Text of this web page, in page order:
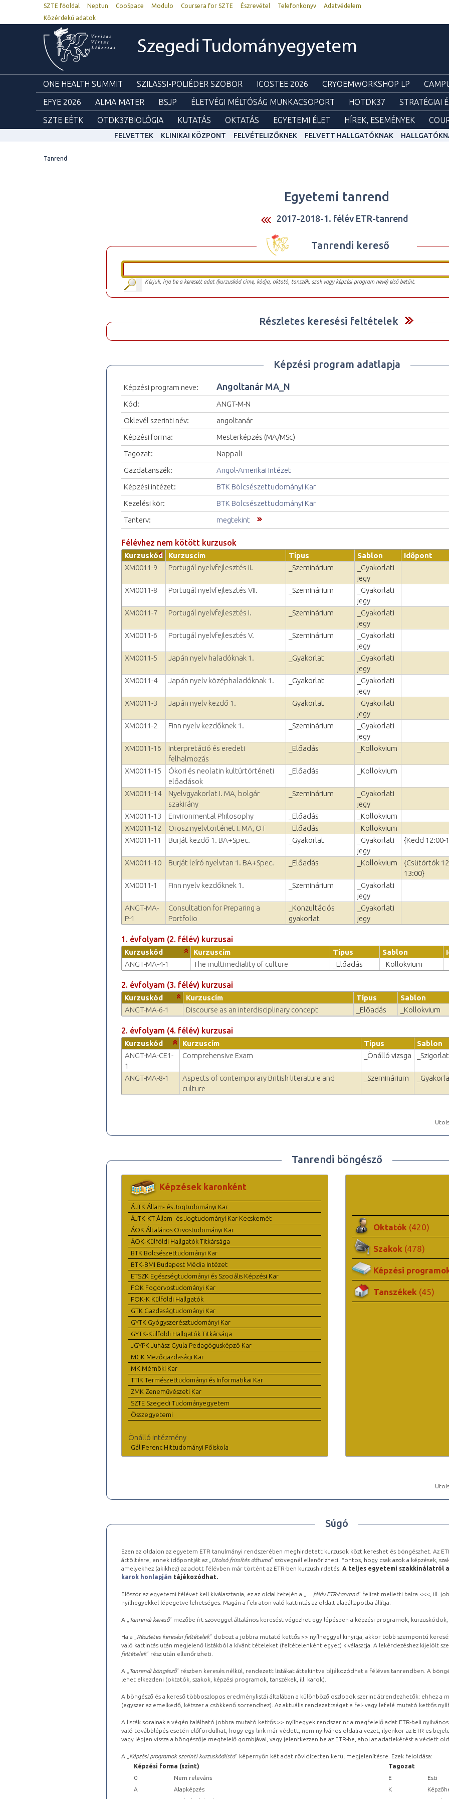
SZTE főoldal Neptun CooSpace Modulo Coursera for SZTE Észrevétel Telefonkönyv
Adatvédelem
Közérdekű adatok
Szegedi Tudományegyetem
ONE HEALTH SUMMIT SZILASSI-POLIÉDER SZOBOR ICOSTEE 2026 CRYOEMWORKSHOP LP
EFYE 2026
ALMA MATER BSJP ÉLETVÉGI MÉLTÓSÁG MUNKACSOPORT HOTDK37 STRATÉGIAI
SZTE EÉTK
OTDK37BIOLÓGIA KUTATÁS OKTATÁS EGYETEMI ÉLET HÍREK, ESEMÉNYEK
FELVETTEK KLINIKAI KÖZPONT FELVÉTELIZŐKNEK FELVETT HALLGATÓKNAK
Tanrend
Egyetemi tanrend
2017-2018-1. félév ETR-tanrend
Tanrendi kereső
Kérjük, írja be a keresett adat (kurzuskód címe, kódja, oktató, tanszék, szak vagy képzési program neve) első betűit.
Részletes keresési feltételek
Képzési program adatlapja
Képzési program neve: Angoltanár MA_N
Kód:
ANGT-M-N
Oklevél szerinti név:
angoltanár
Képzési forma:
Mesterképzés (MA/MSc)
Tagozat:
Nappali
Gazdatanszék:
Angol-Amerikai Intézet
Képzési intézet:
BTK Bölcsészettudományi Kar
Kezelési kör:
BTK Bölcsészettudományi Kar
Tanterv:
megtekint
Félévhez nem kötött kurzusok
Kurzuskód Kurzuscím Típus Sablon Időpont
XM0011-9
Portugál nyelvfejlesztés II. _Szeminárium
_Gyakorlati
jegy
XM0011-8
Portugál nyelvfejlesztés VII. _Szeminárium
_Gyakorlati
jegy
XM0011-7
Portugál nyelvfejlesztés I. _Szeminárium
_Gyakorlati
jegy
XM0011-6
Portugál nyelvfejlesztés V. _Szeminárium
_Gyakorlati
jegy
XM0011-5
Japán nyelv haladóknak 1. _Gyakorlat
_Gyakorlati
jegy
XM0011-4
Japán nyelv középhaladóknak 1. _Gyakorlat
_Gyakorlati
jegy
XM0011-3
Japán nyelv kezdő 1. _Gyakorlat
_Gyakorlati
jegy
XM0011-2
Finn nyelv kezdőknek 1. _Szeminárium
_Gyakorlati
jegy
XM0011-16
Interpretáció és eredeti
felhalmozás
_Előadás _Kollokvium
XM0011-15
Ókori és neolatin kultúrtörténeti
előadások
_Előadás _Kollokvium
XM0011-14
Nyelvgyakorlat I. MA, bolgár
szakirány
_Szeminárium
_Gyakorlati
jegy
XM0011-13
Environmental Philosophy _Előadás
_Kollokvium
XM0011-12
Orosz nyelvtörténet I. MA, OT _Előadás
_Kollokvium
XM0011-11
Burját kezdő 1. BA+Spec. _Gyakorlat
_Gyakorlati
jegy
{Kedd 12:00-
XM0011-10
Burját leíró nyelvtan 1. BA+Spec. _Előadás _Kollokvium
{Csütörtök
13:00}
XM0011-1
Finn nyelv kezdőknek 1. _Szeminárium
_Gyakorlati
jegy
ANGT-MA-
P-1
Consultation for Preparing a
Portfolio
_Konzultációs
gyakorlat
_Gyakorlati
jegy
1. évfolyam (2. félév) kurzusai
Kurzuskód Kurzuscím Típus Sablon
ANGT-MA-4-1
The multimediality of culture _Előadás _Kollokvium
2. évfolyam (3. félév) kurzusai
Kurzuskód Kurzuscím Típus Sablon
ANGT-MA-6-1
Discourse as an interdisciplinary concept _Előadás _Kollokvium
2. évfolyam (4. félév) kurzusai
Kurzuskód Kurzuscím Típus Sablon
ANGT-MA-CE1-
1
Comprehensive Exam _Önálló vizsga _Szigorlat
ANGT-MA-8-1
Aspects of contemporary British literature and
culture
_Szeminárium
Tanrendi böngésző
Képzések karonként
ÁJTK Állam- és Jogtudományi Kar
ÁJTK-KT Állam- és Jogtudományi Kar Kecskemét
ÁOK Általános Orvostudományi Kar
ÁOK-Külföldi Hallgatók Titkársága
BTK Bölcsészettudományi Kar
BTK-BMI Budapest Média Intézet
ETSZK Egészségtudományi és Szociális Képzési Kar
FOK Fogorvostudományi Kar
FOK-K Külföldi Hallgatók
GTK Gazdaságtudományi Kar
GYTK Gyógyszerésztudományi Kar
GYTK-Külföldi Hallgatók Titkársága
JGYPK Juhász Gyula Pedagógusképző Kar
MGK Mezőgazdasági Kar
MK Mérnöki Kar
TTIK Természettudományi és Informatikai Kar
ZMK Zeneművészeti Kar
SZTE Szegedi Tudományegyetem
Összegyetemi
Önálló intézmény
Gál Ferenc Hittudományi Főiskola
Oktatók (420)
Szakok (478)
Képzési
Tanszékek (45)
Súgó
Ezen az oldalon az egyetem ETR tanulmányi rendszerében meghirdetett kurzusok közt kereshet és böngészhet. Az
áttöltésre, ennek időpontját az „ Utolsó frissítés dátuma” szövegnél ellenőrizheti. Fontos, hogy csak azok a képzések,
amelyekhez (akikhez) az adott félévben már történt az ETR-ben kurzushirdetés. A teljes egyetemi szakkínálatról a
karok honlapján tájékozódhat.
Először az egyetemi félévet kell kiválasztania, ez az oldal tetején a „ … félév ETR-tanrend” felirat melletti balra <<<, ill.
nyílhegyekkel lépegetve lehetséges. Magán a feliraton való kattintás az oldalt alapállapotba állítja.
A „ Tanrendi kereső” mezőbe írt szöveggel általános keresést végezhet egy lépésben a képzési programok,
Ha a „ Részletes keresési feltételek” dobozt a jobbra mutató kettős >> nyílheggyel kinyitja, akkor több szempontú
való kattintás után megjelenő listákból a kívánt tételeket (feltételenként egyet) kiválasztja. A lekérdezéshez kijelölt
feltételek” rész után ellenőrizheti.
A „ Tanrendi böngésző” részben keresés nélkül, rendezett listákat áttekintve tájékozódhat a féléves tanrendben. A
lehet elkezdeni (oktatók, szakok, képzési programok, tanszékek, ill. karok).
A böngésző és a kereső többoszlopos eredménylistái általában a különböző oszlopok szerint átrendezhetők: ehhez a
(egyszer az emelkedő, kétszer a csökkenő sorrendhez). Az aktuális rendezettséget a fel- vagy lefelé mutató kettős
A listák sorainak a végén található jobbra mutató kettős >> nyílhegyek rendszerint a megfelelő adat ETR-beli
való továbblépés esetén előfordulhat, hogy egy link már védett, nem nyilvános oldalra vezet, ilyenkor az ETR-es
vagy lépjen vissza a böngészője megfelelő gombjával, vagy jelentkezzen be az ETR-be, ahol az adatlekérést a védett
A „ Képzési programok szerinti kurzuskódlista” képernyőn két adat rövidítetten kerül megjelenítésre. Ezek feloldása:
Képzési forma (szint)
Tagozat
0
Nem releváns E
Esti
A
Alapképzés K